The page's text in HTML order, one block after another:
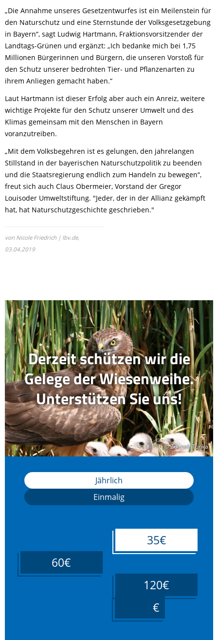
„Die Annahme unseres Gesetzentwurfes ist ein Meilenstein für
den Naturschutz und eine Sternstunde der Volksgesetzgebung
in Bayern“, sagt Ludwig Hartmann, Fraktionsvorsitzender der
Landtags-Grünen und ergänzt: „Ich bedanke mich bei 1,75
Millionen Bürgerinnen und Bürgern, die unseren Vorstoß für
den Schutz unserer bedrohten Tier- und Pflanzenarten zu
ihrem Anliegen gemacht haben.“
Laut Hartmann ist dieser Erfolg aber auch ein Anreiz, weitere
wichtige Projekte für den Schutz unserer Umwelt und des
Klimas gemeinsam mit den Menschen in Bayern
voranzutreiben.
„Mit dem Volksbegehren ist es gelungen, den jahrelangen
Stillstand in der bayerischen Naturschutzpolitik zu beenden
und die Staatsregierung endlich zum Handeln zu bewegen“,
freut sich auch Claus Obermeier, Vorstand der Gregor
Louisoder Umweltstiftung. "Jeder, der in der Allianz gekämpft
hat, hat Naturschutzgeschichte geschrieben."
von Nicole Friedrich | lbv.de,
03.04.2019
© Zdenek Tunka
© Zdenek Tunka
Derzeit schützen wir die
Gelege der Wiesenweihe.
Unterstützen Sie uns!
Jährlich
Einmalig
35€
60€
120€